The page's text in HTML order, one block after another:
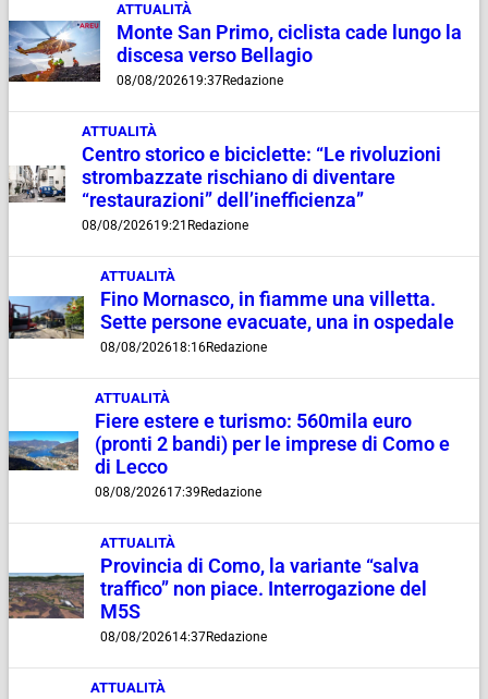
ATTUALITÀ
Monte San Primo, ciclista cade lungo la
discesa verso Bellagio
08/08/202619:37Redazione
ATTUALITÀ
Centro storico e biciclette: “Le rivoluzioni
strombazzate rischiano di diventare
“restaurazioni” dell’inefficienza”
08/08/202619:21 Redazione
ATTUALITÀ
Fino Mornasco, in fiamme una villetta.
Sette persone evacuate, una in ospedale
08/08/202618:16Redazione
ATTUALITÀ
Fiere estere e turismo: 560mila euro
(pronti 2 bandi) per le imprese di Como e
di Lecco
08/08/202617:39 Redazione
ATTUALITÀ
Provincia di Como, la variante “salva
traffico” non piace. Interrogazione del
M5S
08/08/202614:37Redazione
ATTUALITÀ